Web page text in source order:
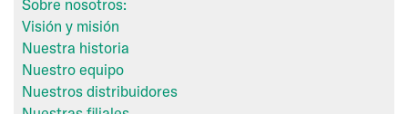
Sobre nosotros:
Visión y misión
Nuestra historia
Nuestro equipo
Nuestros distribuidores